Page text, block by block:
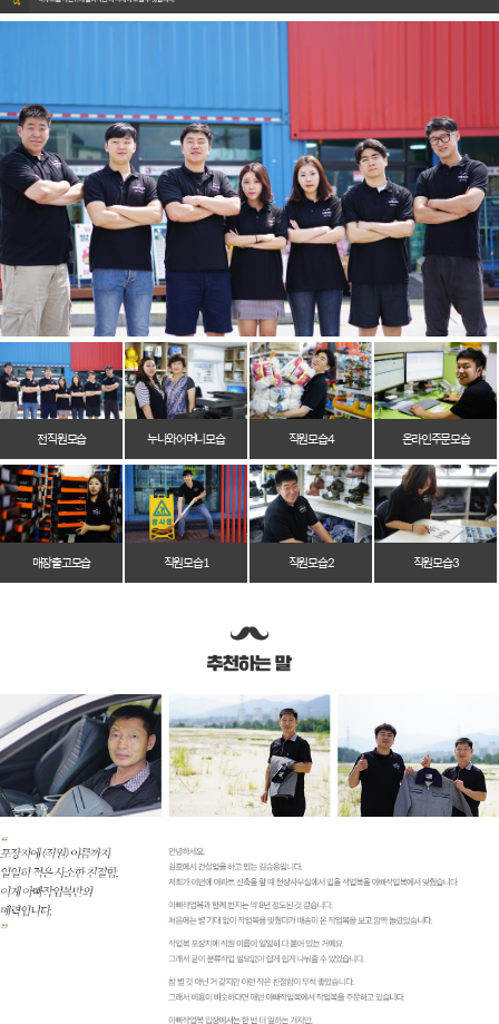
전 직원 모습 누나와 어머니 모습 직원 모습 4 온라인 주문 모습
매장 출고 모습 직원 모습 1 직원 모습 2 직원 모습 3